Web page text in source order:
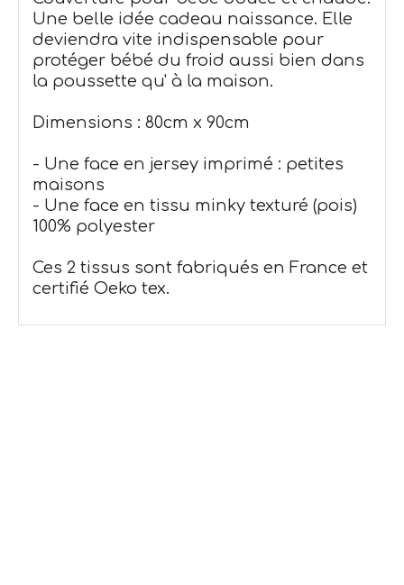
Une belle idée cadeau naissance. Elle
deviendra vite indispensable pour
protéger bébé du froid aussi bien dans
la poussette qu' à la maison.
Dimensions : 80cm x 90cm
- Une face en jersey imprimé : petites
maisons
- Une face en tissu minky texturé (pois)
100% polyester
Ces 2 tissus sont fabriqués en France et
certifié Oeko tex.